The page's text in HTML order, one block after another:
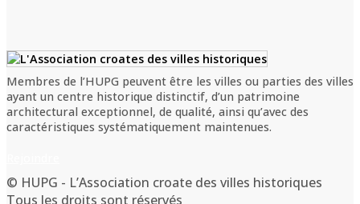
Membres de l’HUPG peuvent être les villes ou parties des villes
ayant un centre historique distinctif, d’un patrimoine
architectural exceptionnel, de qualité, ainsi qu’avec des
caractéristiques systématiquement maintenues.
© HUPG - L’Association croate des villes historiques
Tous les droits sont réservés